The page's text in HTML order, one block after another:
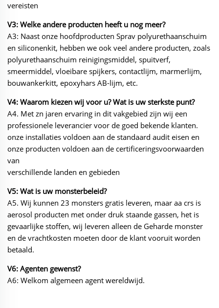
vereisten
V3: Welke andere producten heeft u nog meer?
A3: Naast onze hoofdproducten Sprav polyurethaanschuim
en siliconenkit, hebben we ook veel andere producten, zoals
polyurethaanschuim reinigingsmiddel, spuitverf,
smeermiddel, vloeibare spijkers, contactlijm, marmerlijm,
bouwankerkitt, epoxyhars AB-lijm, etc.
V4: Waarom kiezen wij voor u? Wat is uw sterkste punt?
A4. Met zn jaren ervaring in dit vakgebied zijn wij een
professionele leverancier voor de goed bekende klanten.
onze installaties voldoen aan de standaard audit eisen en
onze producten voldoen aan de certificeringsvoorwaarden
van
verschillende landen en gebieden
V5: Wat is uw monsterbeleid?
A5. Wij kunnen 23 monsters gratis leveren, maar aa crs is
aerosol producten met onder druk staande gassen, het is
gevaarlijke stoffen, wij leveren alleen de Geharde monster
en de vrachtkosten moeten door de klant vooruit worden
betaald.
V6: Agenten gewenst?
A6: Welkom algemeen agent wereldwijd.